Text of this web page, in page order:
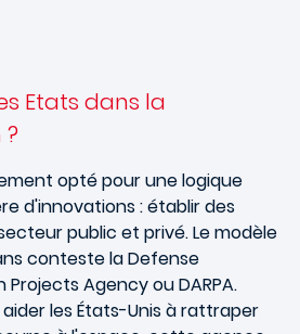
Etats dans la
opté pour une logique
d'innovations : établir des
public et privé. Le modèle
conteste la Defense
Agency ou DARPA.
les États-Unis à rattraper